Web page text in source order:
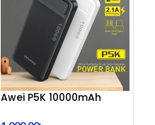
Awei P5K 10000mAh